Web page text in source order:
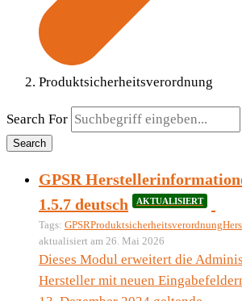
Produktsicherheitsverordnung
Search For
Search
GPSR
1.5.7 deutsch
AKTUALISIERT
Tags: GPSRProduktsicherheitsverordnung
aktualisiert am 26. Mai 2026
Dieses Modul erweitert die
Hersteller mit neuen